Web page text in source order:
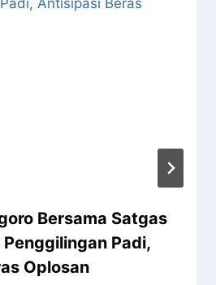
Bersama Satgas
Padi,
Oplosan